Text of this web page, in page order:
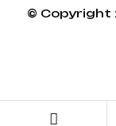
© Copyright